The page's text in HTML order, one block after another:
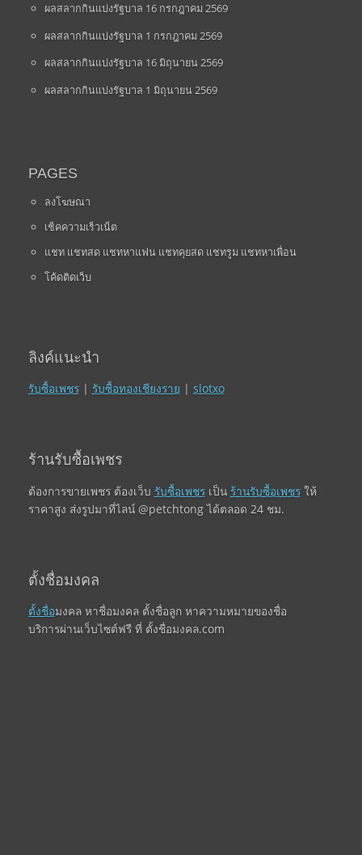
ผลสลากกินแบ่งรัฐบาล 16 กรกฎาคม 2569
ผลสลากกินแบ่งรัฐบาล 1 กรกฎาคม 2569
ผลสลากกินแบ่งรัฐบาล 16 มิถุนายน 2569
ผลสลากกินแบ่งรัฐบาล 1 มิถุนายน 2569
PAGES
ลงโฆษณา
เช็คความเร็วเน็ต
แชท แชทสด แชทหาแฟน แชทคุยสด แชทรูม แชทหาเพื่อน
โค้ดติดเว็บ
ลิงค์แนะนำ
รับซื้อเพชร| รับซื้อทองเชียงราย | slotxo
ร้านรับซื้อเพชร
ต้องการขายเพชร ต้องเว็บ รับซื้อเพชรเป็น ร้านรับซื้อเพชรให้
ราคาสูง ส่งรูปมาที่ไลน์ @petchtong ได้ตลอด 24 ชม.
ตั้งชื่อมงคล
ตั้งชื่อมงคล หาชื่อมงคล ตั้งชื่อลูก หาความหมายของชื่อ
บริการผ่านเว็บไซต์ฟรี ที่ ตั้งชื่อมงคล.com